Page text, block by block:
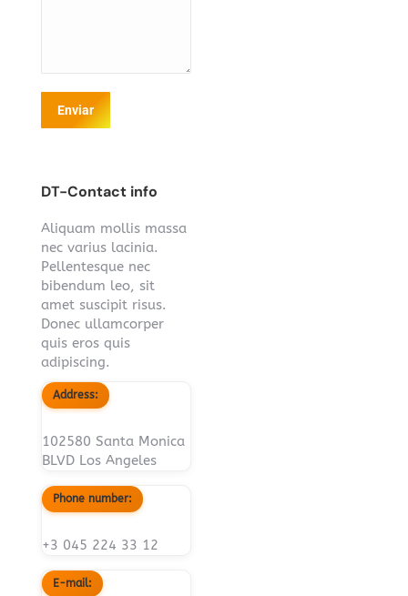
Enviar
DT-Contact info
Aliquam mollis massa
nec varius lacinia.
Pellentesque nec
bibendum leo, sit
amet suscipit risus.
Donec ullamcorper
quis eros quis
adipiscing.
Address:
102580 Santa Monica
BLVD Los Angeles
Phone number:
+3 045 224 33 12
E-mail: